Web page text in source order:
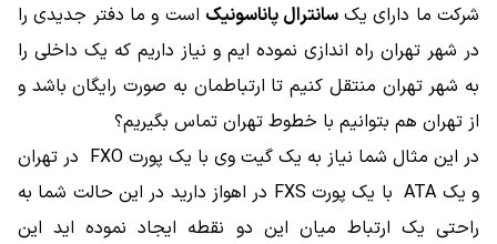
شرکت ما دارای یکسانترال پاناسونیک است و ما دفتر جدیدی را
در شهر تهران راه اندازی نموده ایم و نیاز داریم که یک داخلی را
به شهر تهران منتقل کنیم تا ارتباطمان به صورت رایگان باشد و
از تهران هم بتوانیم با خطوط تهران تماس بگیریم؟
در این مثال شما نیاز به یک گیت وی با یک پورت FXO در تهران
و یک ATA با یک پورت FXS در اهواز دارید در این حالت شما به
راحتی یک ارتباط میان این دو نقطه ایجاد نموده اید این